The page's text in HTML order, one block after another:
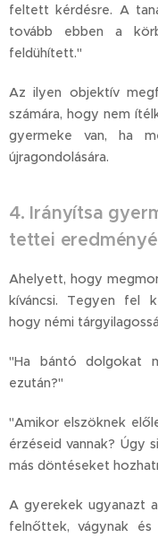
feltett kérdésre. A
tovább ebben a
feldühített."
Az ilyen objektív
számára, hogy nem
gyermeke van, ha
újragondolására.
4. Irányítsa
tettei
Ahelyett, hogy
kíváncsi. Tegyen fel
hogy némi
"Ha bántó dolgokat
ezután?"
"Amikor elszöknek
érzéseid vannak? Úgy
más döntéseket
A gyerekek ugyanazt
felnőttek, vágynak és